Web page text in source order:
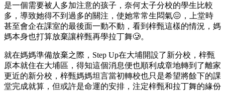
是一個需要被人多加注意的孩子，奈何太子分校的學生比較
多，導致她得不到過多的關注，使她常常生悶氣😖，上堂時
甚至會企在課室的最後面一動不動，看到梓甄這樣的情況，媽
媽本身也打算放棄讓梓甄再學拉丁舞🥲。
就在媽媽準備放棄之際，Step Up在大埔開設了新分校，梓甄
原本就住在大埔區，得知這個消息便也順利成章地轉到了離家
更近的新分校，梓甄媽媽坦言當初轉校也只是希望將餘下的課
堂完成就算，但或許是命運的安排，注定梓甄和拉丁舞的緣份